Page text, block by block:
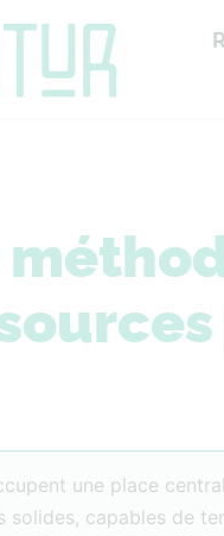
une place
solides, capables de